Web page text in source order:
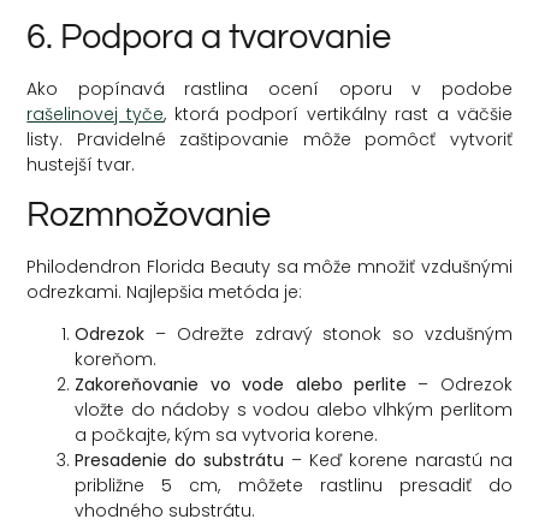
6. Podpora a tvarovanie
Ako popínavá rastlina ocení oporu v podobe
rašelinovej tyče, ktorá podporí vertikálny rast a väčšie
listy. Pravidelné zaštipovanie môže pomôcť vytvoriť
hustejší tvar.
Rozmnožovanie
Philodendron Florida Beauty sa môže množiť vzdušnými
odrezkami. Najlepšia metóda je:
Odrezok – Odrežte zdravý stonok so vzdušným
koreňom.
Zakoreňovanie vo vode alebo perlite – Odrezok
vložte do nádoby s vodou alebo vlhkým perlitom
a počkajte, kým sa vytvoria korene.
Presadenie do substrátu – Keď korene narastú na
približne 5 cm, môžete rastlinu presadiť do
vhodného substrátu.